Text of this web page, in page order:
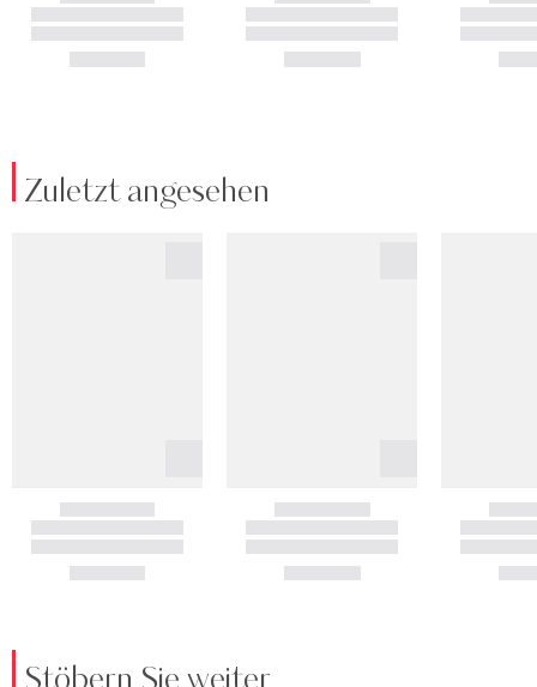
Zuletzt angesehen